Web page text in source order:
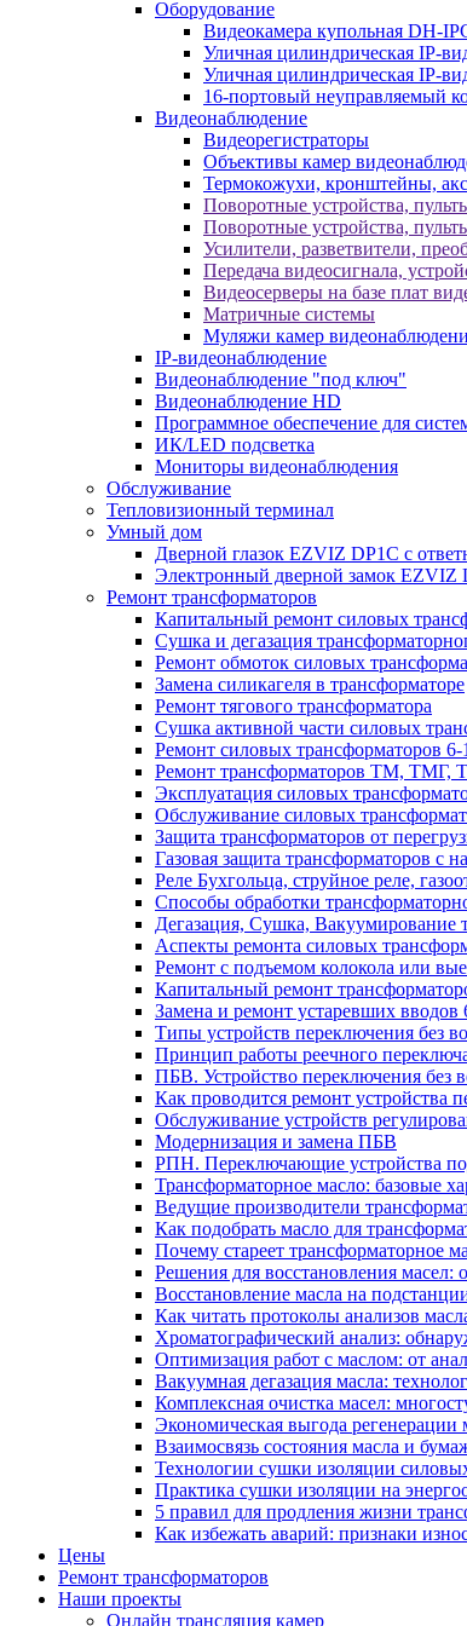
Оборудование
Видеокамера купольная DH-
Уличная цилиндрическая IP-
Уличная цилиндрическая IP-
16-портовый неуправляемый
Видеонаблюдение
Видеорегистраторы
Объективы камер
Термокожухи, кронштейны,
Поворотные устройства,
Поворотные устройства,
Усилители, разветвители,
Передача видеосигнала,
Видеосерверы на базе плат
Матричные системы
Муляжи камер
IP-видеонаблюдение
Видеонаблюдение "под ключ"
Видеонаблюдение HD
Программное обеспечение для
ИК/LED подсветка
Мониторы видеонаблюдения
Обслуживание
Тепловизионный терминал
Умный дом
Дверной глазок EZVIZ DP1C с
Электронный дверной замок EZVIZ
Ремонт трансформаторов
Капитальный ремонт силовых
Сушка и дегазация
Ремонт обмоток силовых
Замена силикагеля в трансформаторе
Ремонт тягового трансформатора
Сушка активной части силовых
Ремонт силовых трансформаторов
Ремонт трансформаторов ТМ, ТМГ,
Эксплуатация силовых
Обслуживание силовых
Защита трансформаторов от
Газовая защита трансформаторов с
Реле Бухгольца, струйное реле,
Способы обработки
Дегазация, Сушка, Вакуумирование
Аспекты ремонта силовых
Ремонт с подъемом колокола или
Капитальный ремонт
Замена и ремонт устаревших вводов
Типы устройств переключения без
Принцип работы реечного
ПБВ. Устройство переключения без
Как проводится ремонт устройства
Обслуживание устройств
Модернизация и замена ПБВ
РПН. Переключающие устройства
Трансформаторное масло: базовые
Ведущие производители
Как подобрать масло для
Почему стареет трансформаторное
Решения для восстановления масел:
Восстановление масла на
Как читать протоколы анализов
Хроматографический анализ:
Оптимизация работ с маслом: от
Вакуумная дегазация масла:
Комплексная очистка масел:
Экономическая выгода регенерации
Взаимосвязь состояния масла и
Технологии сушки изоляции
Практика сушки изоляции на
5 правил для продления жизни
Как избежать аварий: признаки
Цены
Ремонт трансформаторов
Наши проекты
Онлайн трансляция камер